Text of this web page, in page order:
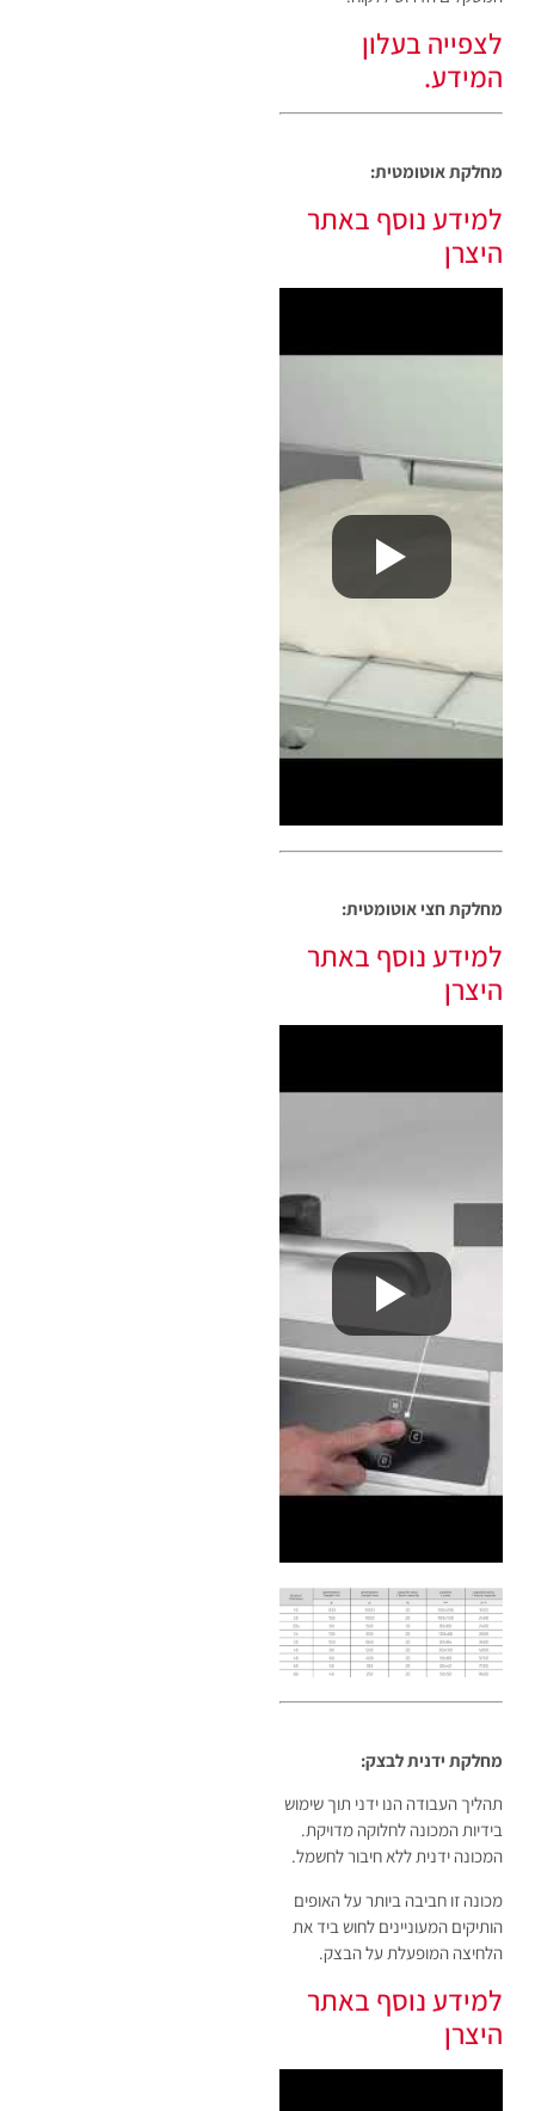
לצפייה בעלון
המידע.
מחלקת אוטומטית:
למידע נוסף באתר
היצרן
מחלקת חצי אוטומטית:
למידע נוסף באתר
היצרן
מחלקת ידנית לבצק:
תהליך העבודה הנו ידני תוך שימוש
בידיות המכונה לחלוקה מדויקת.
המכונה ידנית ללא חיבור לחשמל.
מכונה זו חביבה ביותר על האופים
הותיקים המעוניינים לחוש ביד את
הלחיצה המופעלת על הבצק.
למידע נוסף באתר
היצרן